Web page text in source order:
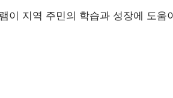
이 지역 주민의 학습과 성장에 도움